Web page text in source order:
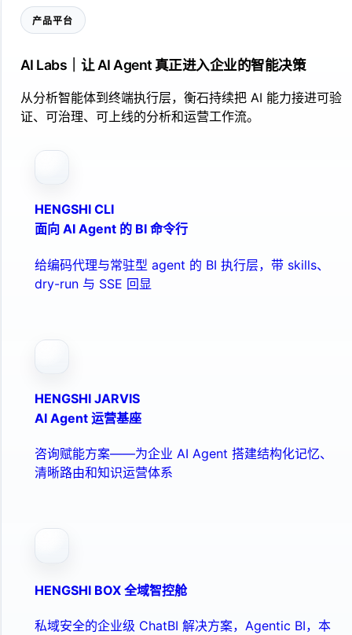
产品平台
AI Labs｜让 AI Agent 真正进入企业的智能决策
从分析智能体到终端执行层，衡石持续把 AI 能力接进可验
证、可治理、可上线的分析和运营工作流。
HENGSHI CLI
面向 AI Agent 的 BI 命令行
给编码代理与常驻型 agent 的 BI 执行层，带 skills、
dry-run 与 SSE 回显
HENGSHI JARVIS
AI Agent 运营基座
咨询赋能方案——为企业 AI Agent 搭建结构化记忆、
清晰路由和知识运营体系
HENGSHI BOX 全域智控舱
私域安全的企业级 ChatBI 解决方案，Agentic BI，本